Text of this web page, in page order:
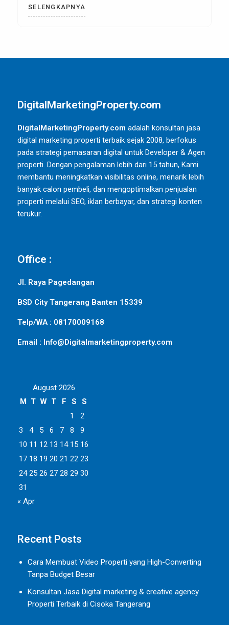
SELENGKAPNYA
DigitalMarketingProperty.com
DigitalMarketingProperty.com adalah konsultan jasa
digital marketing properti terbaik sejak 2008, berfokus
pada strategi pemasaran digital untuk Developer & Agen
properti. Dengan pengalaman lebih dari 15 tahun, Kami
membantu meningkatkan visibilitas online, menarik lebih
banyak calon pembeli, dan mengoptimalkan penjualan
properti melalui SEO, iklan berbayar, dan strategi konten
terukur.
Office :
Jl. Raya Pagedangan
BSD City Tangerang Banten 15339
Telp/WA : 08170009168
Email : Info@Digitalmarketingproperty.com
August 2026
M T W T F S
S
1
2
3
4 5 6 7 8
9
10 11 12 13 14 15 16
17 18 19 20 21 22 23
24 25 26 27 28 29 30
31
« Apr
Recent Posts
Cara Membuat Video Properti yang High-Converting
Tanpa Budget Besar
Konsultan Jasa Digital marketing & creative agency
Properti Terbaik di Cisoka Tangerang